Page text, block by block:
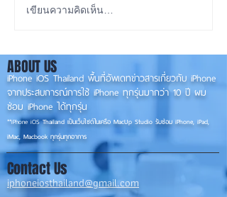
สุขภาพแบตลด เครื่องปกติ
เขียนความคิดเห็น…
iPhone iOS Thailand พื้นที่อัพเดทข่าวสารเกี่ยวกับ iPhone
จากประสบการณ์การใช้ iPhone ทุกรุ่นมากว่า 10 ปี ผม
ซ่อม iPhone ได้ทุกรุ่น
**iPhone iOSThailand เป็นเว็บไซต์ในเครือ MacUp Studio รับซ่อม iPhone, iPad,
iMac, Macbook ทุกรุ่นทุกอาการ
ABOUT US
iphoneiosthailand@gmail.com
Contact Us